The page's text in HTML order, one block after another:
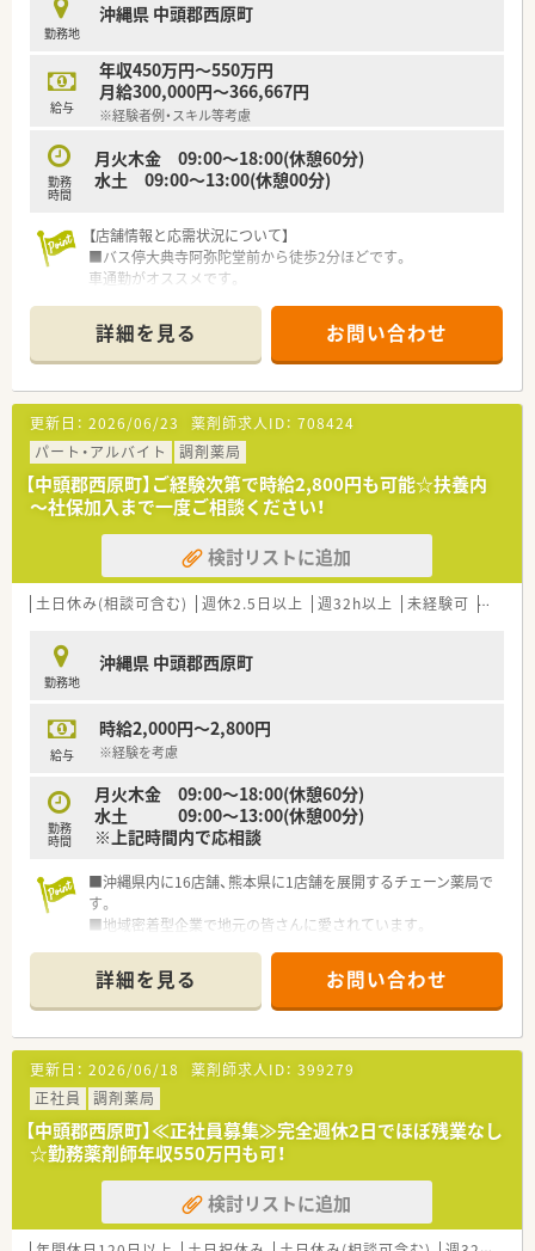
様と円滑なコミュニケーションが取れる誠実な方を求めており
あり、専門知識の向上に前向きに取り組める50代までの方を募
集します。
【法人特徴について】
■沖縄県内に44店舗を展開する県内最大手のチェーン薬局であ
り、強力なネットワークによる店舗間のヘルプ体制が大変良好で
す。
化や自動ピッキング装置の導入などにより業務効率化を進めて
います。 ■地域連携薬局の取得や専門医療機関連携薬局の展開
など、業界の先駆けとなる取り組みを沖縄でいち早く実践してい
【求人情報について】
■これまでのご経験やスキルを最大限に考慮し、年収450万円か
きます。
■産休・育休の取得率および復帰率が100％を継続しており、ラ
イフステージが変化しても長く働き続けられる制度が万全で
す。
■沖縄県外からの移住を希望される方には、最大30万円の赴任
手当が相談可能であり、新天地でのスタートを強力に支援いたし
ます。
勤務地
沖縄県 中頭郡西原町
給与
年収450万円～550万円
月給300,000円～366,667円
※経験者例・スキル等考慮
勤務
時間
月火木金 09:00～18:00(休憩60分)
水土 09:00～13:00(休憩00分)
【店舗情報と応需状況について】
■バス停大典寺阿弥陀堂前から徒歩2分ほどです。
車通勤がオススメです。
方箋は月に約500枚を応需しております。
■現在は薬剤師1名と医療事務1名が在籍しており、少人数でア
ットホームな雰囲気の中で働けます。
【法人特徴について】
■沖縄県内と熊本県に計15店舗を展開する事業内容で、地域密
着型のチェーン薬局として運営しています。
■沖縄の南部や中部、北部に幅広く出店している形態のため、お
休みの際のフォロー体制も万全です。
■社内外の研修や学会参加などの教育に力を入れており、社員の
成長を後押しする理念を持つ企業です。
【こんな取り組みをしています】
■お休みの取得を促進するため、複数店舗で連携して応援スタッ
学べる教育制度を充実させています。
【こんな方にオススメ】
も充実させたい方に非常にオススメです。
■車通勤が可能で転勤もないため、住み慣れた地域で腰を据えて
長く安定して働きたい方に最適です。
ながら成長したい方にぴったりの職場です。
詳細を見る お問い合わせ
更新日： 2026/06/23 薬剤師求人ID： 708424
パート・アルバイト
調剤薬局
【中頭郡西原町】ご経験次第で時給2,800円も可能☆扶養内
～社保加入まで一度ご相談ください！
検討リストに追加
土日休み(相談可含む) 週休2.5日以上 週32h以上 未経験可 ブラン
勤務地
沖縄県 中頭郡西原町
給与
時給2,000円～2,800円
※経験を考慮
勤務
時間
月火木金 09:00～18:00(休憩60分)
水土 09:00～13:00(休憩00分)
※上記時間内で応相談
■沖縄県内に16店舗、熊本県に1店舗を展開するチェーン薬局で
す。
■地域密着型企業で地元の皆さんに愛されています。
を入れている会社です。
■沖縄南部に6店舗・中部に9店舗・北部に1店舗ございますので
お休みの際のフォロー体制も整っています。
詳細を見る お問い合わせ
更新日： 2026/06/18 薬剤師求人ID： 399279
正社員
調剤薬局
【中頭郡西原町】≪正社員募集≫完全週休2日でほぼ残業なし
☆勤務薬剤師年収550万円も可！
検討リストに追加